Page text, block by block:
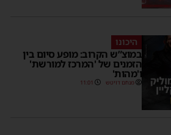
היכונו
במוצ”ש הקרוב: מופע סיום בין
הזמנים של 'המרכז למורשת'
ו'מהות'
מנחם דויטש 11:01